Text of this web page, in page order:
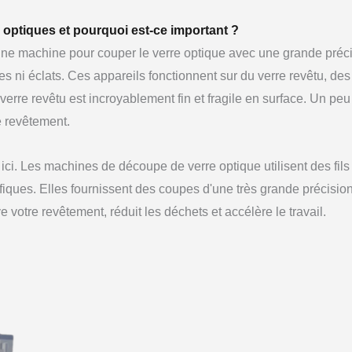
et pourquoi est-ce important ?
machine pour couper le verre optique avec une grande
ni éclats. Ces appareils fonctionnent sur du verre revêtu,
revêtu est incroyablement fin et fragile en surface. Un peu
revêtement.
Les machines de découpe de verre optique utilisent des fils
Elles fournissent des coupes d'une très grande
votre revêtement, réduit les déchets et accélère le travail.